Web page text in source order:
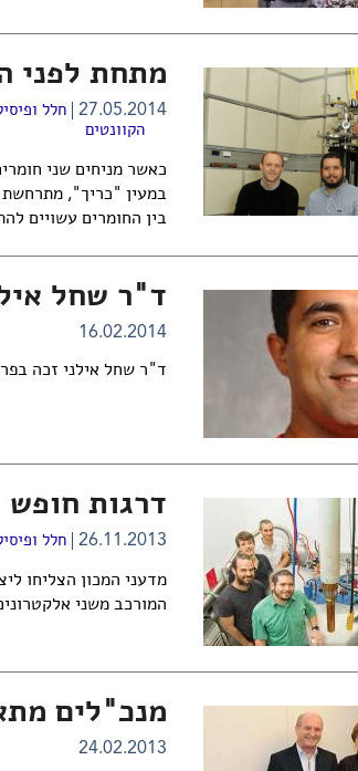
מתחת לפני
27.05.2014 חלל
הקוונטים
כאשר מניחים שני
במעין "כריך",
בין החומרים עשויים
ד"ר שחל
16.02.2014
ד"ר שחל אילני זכה
דרגות חופש
26.11.2013 חלל
מדעני המכון הצליחו
המורכב משני
מנכ"לים
24.02.2013